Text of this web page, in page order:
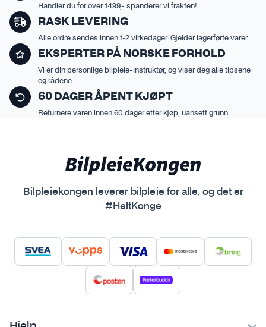
Handler du for over 1499,- spanderer vi frakten!
RASK LEVERING
Alle ordre sendes innen 1-2 virkedager. Gjelder lagerførte varer.
EKSPERTER PÅ NORSKE FORHOLD
Vi er din personlige bilpleie-instruktør, og viser deg alle tipsene
og rådene.
60 DAGER ÅPENT KJØPT
Returnere varen innen 60 dager etter kjøp, uansett grunn.
Bilpleiekongen leverer bilpleie for alle, og det er
#HeltKonge